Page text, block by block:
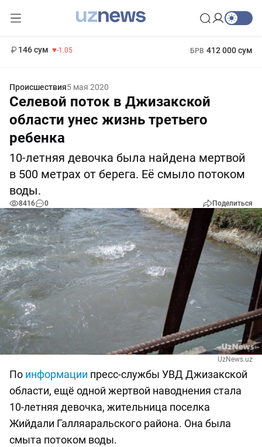
146 сум -1.05 БРВ 412 000 сум
Происшествия5 мая 2020
Селевой поток в Джизакской
области унес жизнь третьего
ребенка
10-летняя девочка была найдена мертвой
в 500 метрах от берега. Её смыло потоком
воды.
8416 0 Поделиться
UzNews.uz
По информации пресс-службы УВД Джизакской
области, ещё одной жертвой наводнения стала
10-летняя девочка, жительница поселка
Жийдали Галляаральского района. Она была
смыта потоком воды.